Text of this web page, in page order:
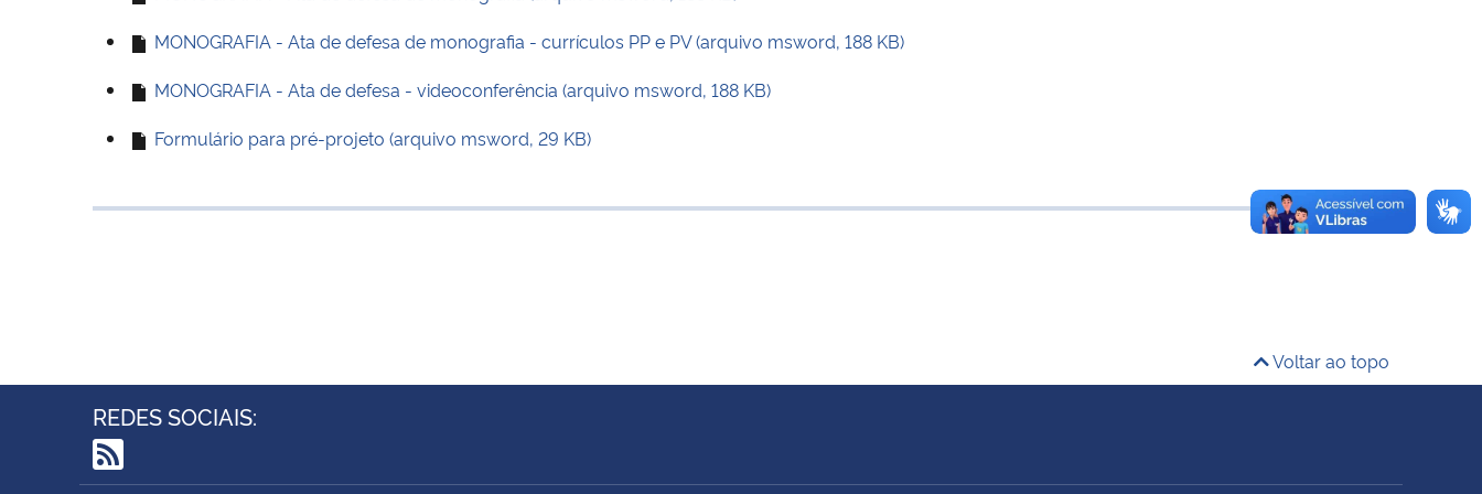
MONOGRAFIA - Ata de defesa de monografia - currículos PP e PV (arquivo msword, 188 KB)
MONOGRAFIA - Ata de defesa - videoconferência (arquivo msword, 188 KB)
Formulário para pré-projeto (arquivo msword, 29 KB)
Voltar ao topo
REDES SOCIAIS: